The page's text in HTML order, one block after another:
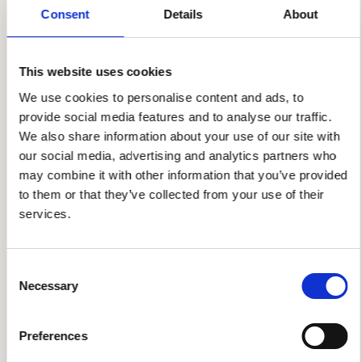
Consent Details About
This website uses cookies
We use cookies to personalise content and ads, to
provide social media features and to analyse our traffic.
We also share information about your use of our site with
our social media, advertising and analytics partners who
may combine it with other information that you’ve provided
to them or that they’ve collected from your use of their
services.
Selection
Necessary
Preferences
Wat werkte goed —
en wat A&M leerde:
Bouw een contentteam — laat het niet bij één
persoon liggen
Publiceer via bedrijfsprofiel, niet op naam
A&Mbassadorship awards en polls